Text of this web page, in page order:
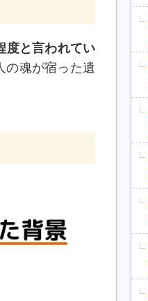
度と言われてい
の魂が宿った遺